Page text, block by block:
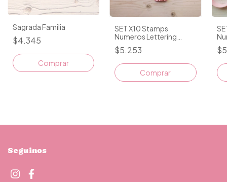
Sagrada Familia
$4.345
Comprar
SET X10 Stamps
Numeros Lettering
Imprenta 1.5CM
$5.253
Seguinos